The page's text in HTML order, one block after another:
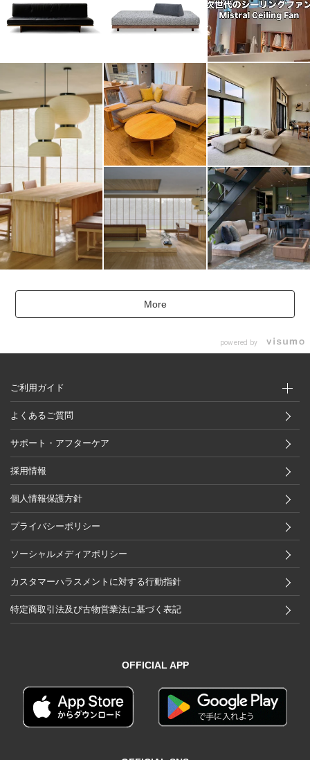
More
powered by
ご利用ガイド
よくあるご質問
サポート・アフターケア
採用情報
個人情報保護方針
プライバシーポリシー
ソーシャルメディアポリシー
カスタマーハラスメントに対する行動指針
特定商取引法及び古物営業法に基づく表記
OFFICIAL APP